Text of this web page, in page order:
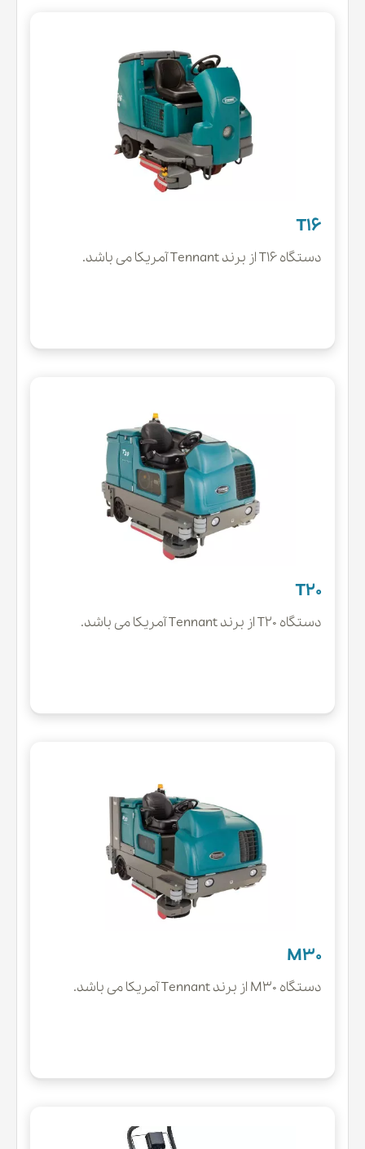
T16
دستگاه T16 از برند Tennant آمریکا می باشد.
T20
دستگاه T20 از برند Tennant آمریکا می باشد.
M30
دستگاه M30 از برند Tennant آمریکا می باشد.